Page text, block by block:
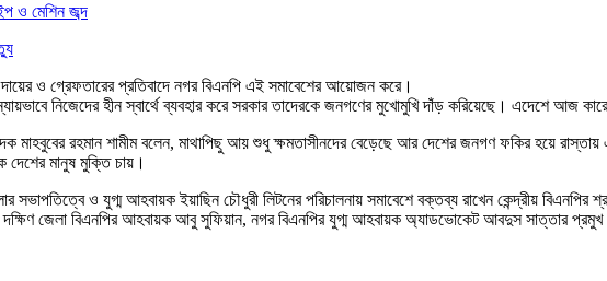
ও মেশিন জব্দ
দায়ের ও গ্রেফতারের প্রতিবাদে নগর বিএনপি এই সমাবেশের আয়োজন করে।
নিজেদের হীন স্বার্থে ব্যবহার করে সরকার তাদেরকে জনগণের মুখোমুখি দাঁড় করিয়েছে। এদেশে আজ
মাহবুবের রহমান শামীম বলেন, মাথাপিছু আয় শুধু ক্ষমতাসীনদের বেড়েছে আর দেশের জনগণ ফকির হয়ে
মানুষ মুক্তি চায়।
সভাপতিত্বে ও যুগ্ম আহবায়ক ইয়াছিন চৌধুরী লিটনের পরিচালনায় সমাবেশে বক্তব্য রাখেন কেন্দ্রীয়
দক্ষিণ জেলা বিএনপির আহবায়ক আবু সুফিয়ান, নগর বিএনপির যুগ্ম আহবায়ক অ্যাডভোকেট আবদুস সাত্তার